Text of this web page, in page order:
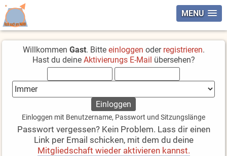
MENU
Willkommen Gast. Bitte einloggen oder registrieren.
Hast du deine Aktivierungs E-Mail übersehen?
Einloggen mit Benutzername, Passwort und Sitzungslänge
Passwort vergessen? Kein Problem. Lass dir einen
Link per Email schicken, mit dem du deine
Mitgliedschaft wieder aktivieren kannst.